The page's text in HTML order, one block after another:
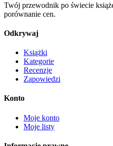
Twój przewodnik po świecie
porównanie cen.
Odkrywaj
Książki
Kategorie
Recenzje
Zapowiedzi
Konto
Moje konto
Moje listy